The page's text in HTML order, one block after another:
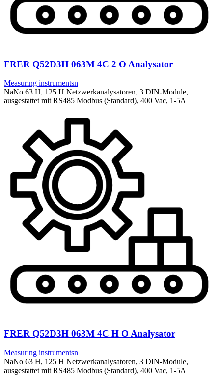
FRER Q52D3H 063M 4C 2 O Analysator
Measuring instrumentsn
NaNo 63 H, 125 H Netzwerkanalysatoren, 3 DIN-Module,
ausgestattet mit RS485 Modbus (Standard), 400 Vac, 1-5A
FRER Q52D3H 063M 4C H O Analysator
Measuring instrumentsn
NaNo 63 H, 125 H Netzwerkanalysatoren, 3 DIN-Module,
ausgestattet mit RS485 Modbus (Standard), 400 Vac, 1-5A